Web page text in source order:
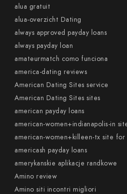
alua gratuit
alua-overzicht Dating
always approved payday loans
always payday loan
amateurmatch como funciona
america-dating reviews
American Dating Sites service
American Dating Sites sites
american payday loans
american-women+indianapolis-in
american-women+killeen-tx site for
americash payday loans
amerykanskie aplikacje randkowe
Amino review
Amino siti incontri migliori